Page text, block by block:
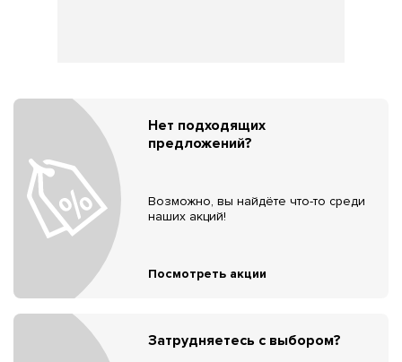
Нет подходящих
предложений?
Возможно, вы найдёте что-то среди
наших акций!
Посмотреть акции
Затрудняетесь с выбором?